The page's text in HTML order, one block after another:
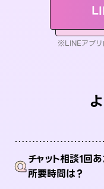
※LINEアプリ
Qチャット相談1回
所要時間は？